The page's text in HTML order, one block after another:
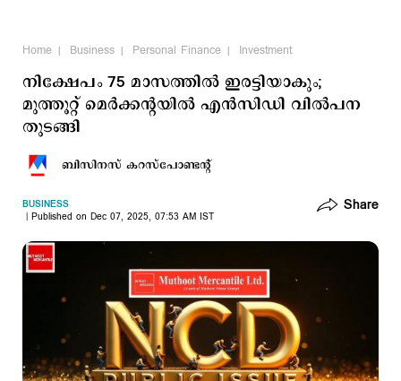
Home Business Personal Finance Investment
നിക്ഷേപം 75 മാസത്തിൽ ഇരട്ടിയാകും;
മുത്തൂറ്റ് മെര്‍ക്കന്‍റയില്‍ എൻസിഡി വിൽപന
തുടങ്ങി
ബിസിനസ് കറസ്പോണ്ടന്‍റ്
BUSINESS
Published on Dec 07, 2025, 07:53 AM IST
Share